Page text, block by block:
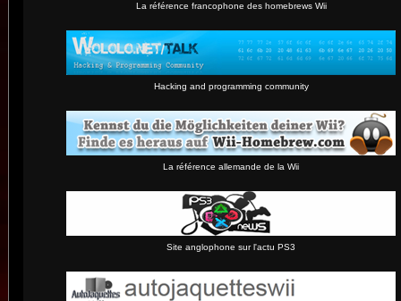
La référence francophone des homebrews Wii
Hacking and programming community
La référence allemande de la Wii
Site anglophone sur l'actu PS3